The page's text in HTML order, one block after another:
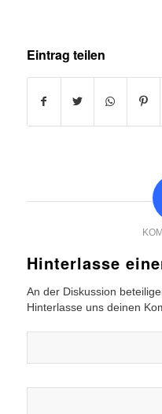
Eintrag teilen
Hinterlasse
An der Diskussion
Hinterlasse uns deinen